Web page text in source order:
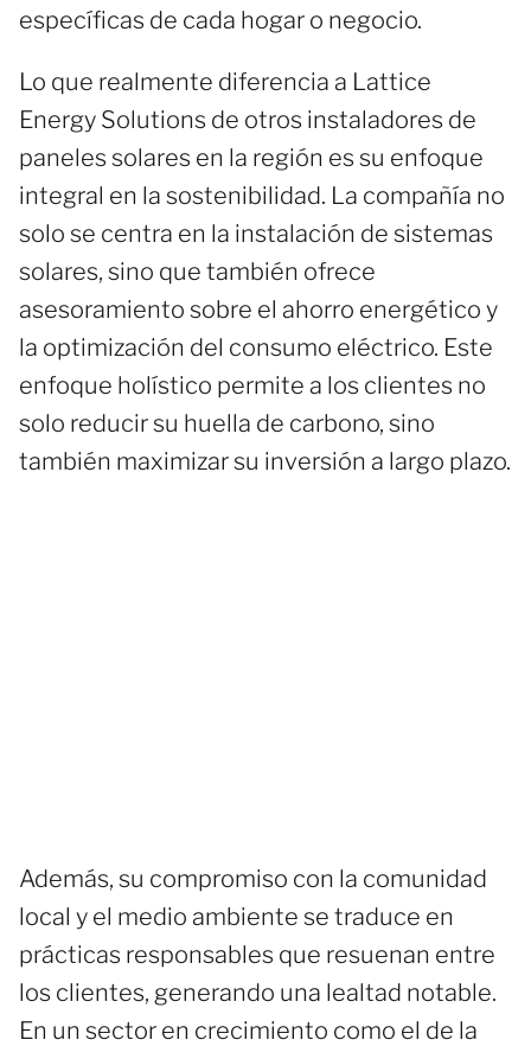
específicas de cada hogar o negocio.
Lo que realmente diferencia a Lattice
Energy Solutions de otros instaladores de
paneles solares en la región es su enfoque
integral en la sostenibilidad. La compañía no
solo se centra en la instalación de sistemas
solares, sino que también ofrece
asesoramiento sobre el ahorro energético y
la optimización del consumo eléctrico. Este
enfoque holístico permite a los clientes no
solo reducir su huella de carbono, sino
también maximizar su inversión a largo plazo.
Además, su compromiso con la comunidad
local y el medio ambiente se traduce en
prácticas responsables que resuenan entre
los clientes, generando una lealtad notable.
En un sector en crecimiento como el de la